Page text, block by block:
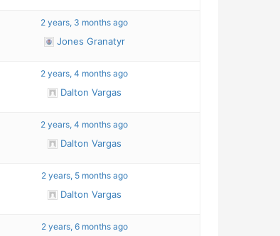
2 years, 3 months ago
Jones Granatyr
2 years, 4 months ago
Dalton Vargas
2 years, 4 months ago
Dalton Vargas
2 years, 5 months ago
Dalton Vargas
2 years, 6 months ago